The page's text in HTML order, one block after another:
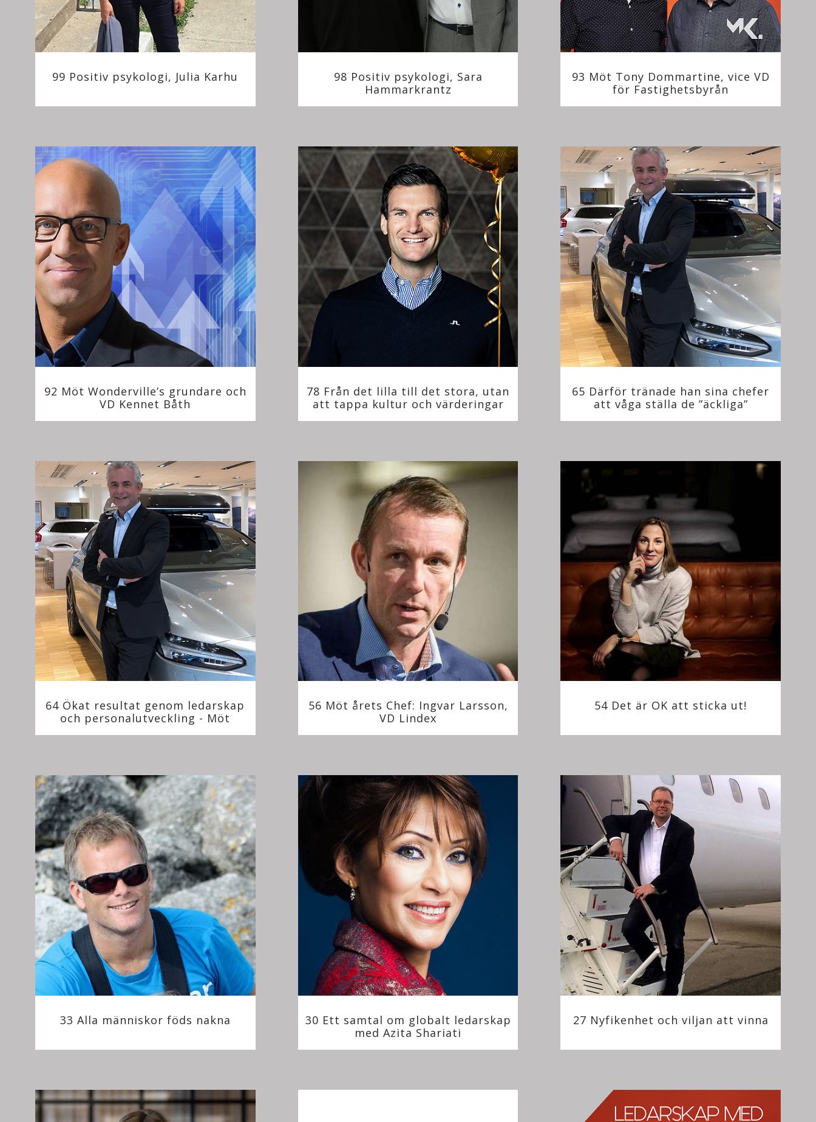
99 Positiv psykologi, Julia Karhu
98 Positiv psykologi, Sara
Hammarkrantz
93 Möt Tony Dommartine, vice VD
för Fastighetsbyrån
92 Möt Wonderville’s grundare och
VD Kennet Båth
78 Från det lilla till det stora, utan
att tappa kultur och värderingar
65 Därför tränade han sina chefer
att våga ställa de ”äckliga”
64 Ökat resultat genom ledarskap
och personalutveckling - Möt
56 Möt årets Chef: Ingvar Larsson,
VD Lindex
54 Det är OK att sticka ut!
33 Alla människor föds nakna
30 Ett samtal om globalt ledarskap
med Azita Shariati
27 Nyfikenhet och viljan att vinna